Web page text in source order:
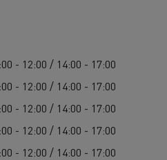
- 12:00 / 14:00 - 17:00
- 12:00 / 14:00 - 17:00
- 12:00 / 14:00 - 17:00
- 12:00 / 14:00 - 17:00
- 12:00 / 14:00 - 17:00